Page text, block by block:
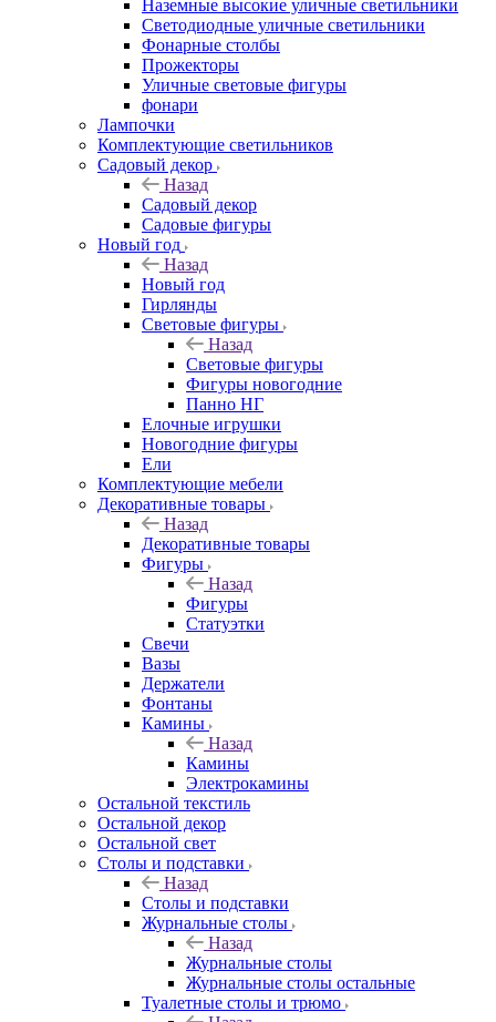
Наземные высокие уличные светильники
Светодиодные уличные светильники
Фонарные столбы
Прожекторы
Уличные световые фигуры
фонари
Лампочки
Комплектующие светильников
Садовый декор
Назад
Садовый декор
Садовые фигуры
Новый год
Назад
Новый год
Гирлянды
Световые фигуры
Назад
Световые фигуры
Фигуры новогодние
Панно НГ
Елочные игрушки
Новогодние фигуры
Ели
Комплектующие мебели
Декоративные товары
Назад
Декоративные товары
Фигуры
Назад
Фигуры
Статуэтки
Свечи
Вазы
Держатели
Фонтаны
Камины
Назад
Камины
Электрокамины
Остальной текстиль
Остальной декор
Остальной свет
Столы и подставки
Назад
Столы и подставки
Журнальные столы
Назад
Журнальные столы
Журнальные столы остальные
Туалетные столы и трюмо